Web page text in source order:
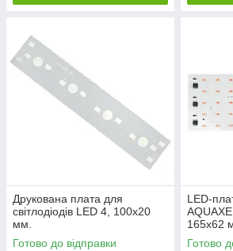
Друкована плата для
світлодіодів LED 4, 100x20
мм.
Готово до відправки
LED-
165x62
теплиць,
Готово